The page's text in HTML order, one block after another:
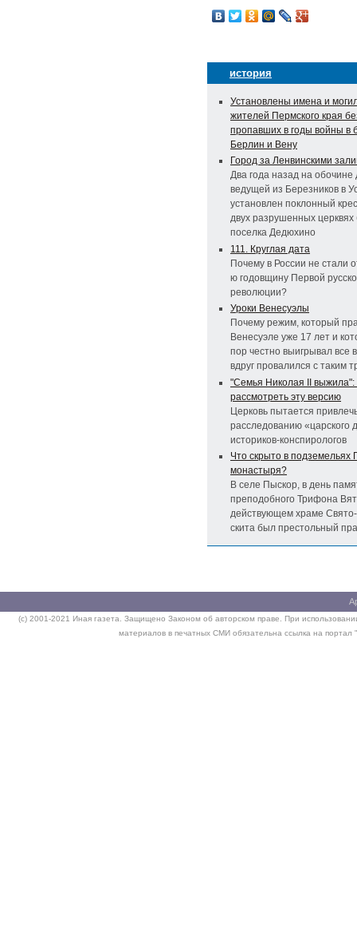
история
Установлены имена и
жителей Пермского края
пропавших в годы войны в
Берлин и Вену
Город за Ленвинскими
Два года назад на обочине
ведущей из Березников в
установлен поклонный
двух разрушенных
поселка Дедюхино
111. Круглая дата
Почему в России не стали
ю годовщину Первой
революции?
Уроки Венесуэлы
Почему режим, который
Венесуэле уже 17 лет и
пор честно выигрывал все
вдруг провалился с таким
"Семья Николая II выжила":
рассмотреть эту версию
Церковь пытается
расследованию «царского
историков-конспирологов
Что скрыто в подземельях
монастыря?
В селе Пыскор, в день
преподобного Трифона
действующем храме
скита был престольный
(c) 2001-2021 Иная газета. Защищено Законом об авторском праве. При
материалов в печатных СМИ обязательна ссылка на